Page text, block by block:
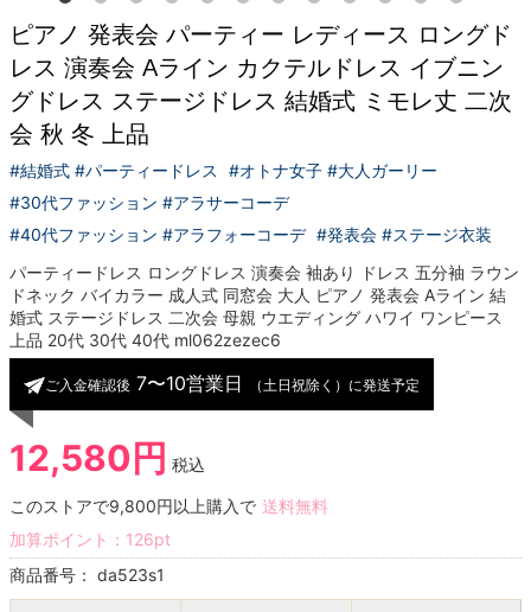
ピアノ 発表会 パーティー レディース ロングド
レス 演奏会 Aライン カクテルドレス イブニン
グドレス ステージドレス 結婚式 ミモレ丈 二次
会 秋 冬 上品
#結婚式 #パーティードレス
#オトナ女子 #大人ガーリー
#30代ファッション #アラサーコーデ
#40代ファッション #アラフォーコーデ #発表会 #ステージ衣装
パーティードレス ロングドレス 演奏会 袖あり ドレス 五分袖 ラウン
ドネック バイカラー 成人式 同窓会 大人 ピアノ 発表会 Aライン 結
婚式 ステージドレス 二次会 母親 ウエディング ハワイ ワンピース
上品 20代 30代 40代 ml062zezec6
ご入金確認後 7〜10営業日 （土日祝除く）に発送予定
12,580円 税込
このストアで9,800円以上購入で 送料無料
加算ポイント： 126pt
商品番号： da523s1